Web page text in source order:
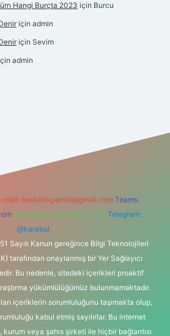
Hangi Burçta 2023 için Burcu
için admin
için Sevim
admin
mail: backlinkpaneli@gmail.com Teams:
Whatsapp: 0262 606 0 726 Telegram:
@karabul
Sayılı Kanun gereğince Bilgi Teknolojileri
tarafından onaylanmış bir Yer Sağlayıcı
Bu nedenle, sitedeki içerikleri proaktif
yükümlülüğümüz bulunmamaktadır.
içeriklerin sorumluluğunu taşımakta olup,
kabul etmiş sayılırlar. Bu internet
veya şahıs şirketi ile hiçbir bağlantısı